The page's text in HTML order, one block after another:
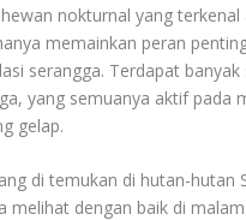
nokturnal yang
memainkan peran
serangga. Terdapat
yang semuanya aktif pada
gelap.
di temukan di hutan-hutan
dengan baik di